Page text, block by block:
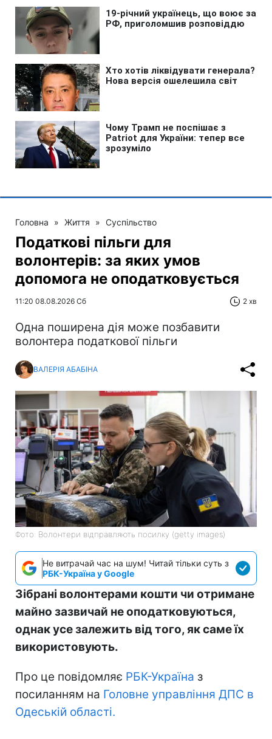
Головна » Життя » Суспільство
Податкові пільги для
волонтерів: за яких умов
допомога не оподатковується
11:20 08.08.2026 Сб 2 хв
Одна поширена дія може позбавити
волонтера податкової пільги
ВАЛЕРІЯ АБАБІНА
Фото: Волонтери відправляють посилку (getty images)
Не витрачай час на шум! Читай тільки суть з
РБК-Україна у Google
Зібрані волонтерами кошти чи отримане
майно зазвичай не оподатковуються,
однак усе залежить від того, як саме їх
використовують.
Про це повідомляє РБК-Україна з
посиланням на Головне управління ДПС в
Одеській області.